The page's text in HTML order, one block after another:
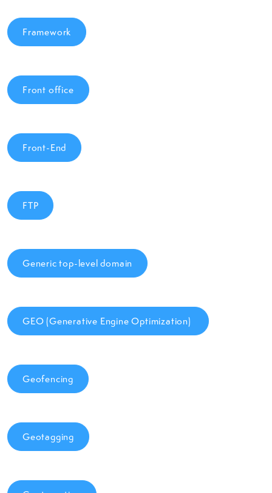
Framework
Front office
Front-End
FTP
Generic top-level domain
GEO (Generative Engine Optimization)
Geofencing
Geotagging